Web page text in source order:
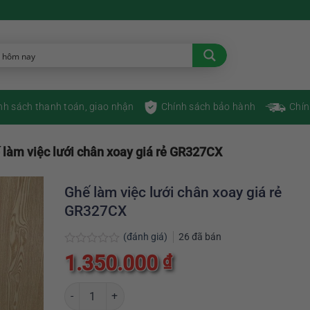
sách thanh toán, giao nhận Chính sách bảo hành
làm việc lưới chân xoay giá rẻ GR327CX
Ghế làm việc lưới chân xoay giá rẻ
GR327CX
Được
xếp
hạng
(đánh giá) 26 đã bán
1.350.000₫
Ghế làm việc lưới chân xoay giá rẻ GR327CX số lượng